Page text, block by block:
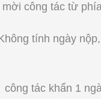
công tác từ
tính ngày
tác khẩn 1